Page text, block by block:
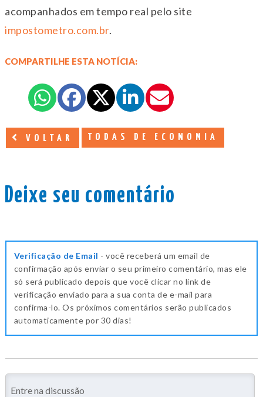
acompanhados em tempo real pelo site
impostometro.com.br.
COMPARTILHE ESTA NOTÍCIA:
VOLTAR TODAS DE ECONOMIA
Deixe seu comentário
Verificação de Email - você receberá um email de
confirmação após enviar o seu primeiro comentário, mas ele
só será publicado depois que você clicar no link de
verificação enviado para a sua conta de e-mail para
confirma-lo. Os próximos comentários serão publicados
automaticamente por 30 dias!